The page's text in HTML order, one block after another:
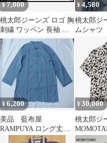
¥7,000
桃太郎ジーンズ ロゴ 胸
刺繍 ワッペン 長袖 コ
ットン ボーリング シャ
ツ M
¥4,580
桃太郎ジ
ムシャ
¥6,200
美品 藍布屋
RAMPUYA ロング丈シ
ャツ 綿 麻 羽織 サイ
¥30,000
桃太郎ジ
袖シャツ L